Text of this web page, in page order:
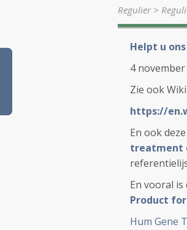
Regulier>
Helpt u
4 november
Zie ook
https://
En ook
treatment
En vooral
Product for
Hum Gene